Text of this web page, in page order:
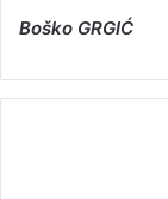
Boško GRGIĆ